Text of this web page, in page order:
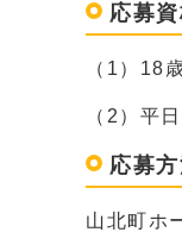
応募
（1）18
（2）平
応募
山北町ホ